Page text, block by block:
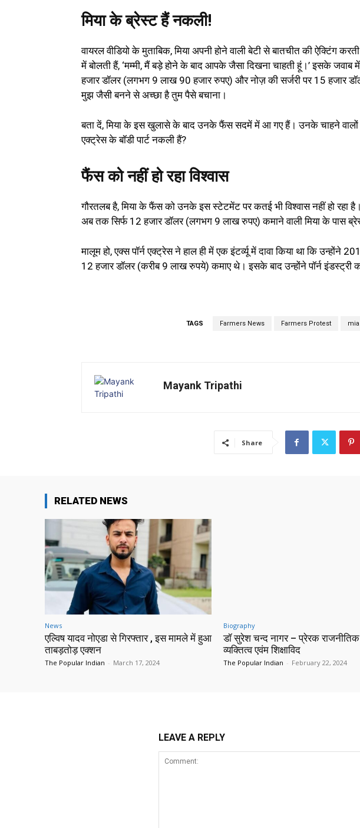
मिया के ब्रेस्ट हैं नकली!
वायरल वीडियो के मुताबिक, मिया अपनी होने वाली बेटी से बातचीत की ऐक्टिंग
में बोलती हैं, ‘मम्मी, मैं बड़े होने के बाद आपके जैसा दिखना चाहती हूं।’ इसके जवाब
हजार डॉलर (लगभग 9 लाख 90 हजार रुपए) और नोज़ की सर्जरी पर 15 हजार
मुझ जैसी बनने से अच्छा है तुम पैसे बचाना।
बता दें, मिया के इस खुलासे के बाद उनके फैंस सदमें में आ गए हैं। उनके चाहने वालों
एक्ट्रेस के बॉडी पार्ट नकली हैं?
फैंस को नहीं हो रहा विश्वास
गौरतलब है, मिया के फैंस को उनके इस स्टेटमेंट पर कतई भी विश्वास नहीं हो रहा
अब तक सिर्फ 12 हजार डॉलर (लगभग 9 लाख रुपए) कमाने वाली मिया के पास
मालूम हो, एक्स पॉर्न एक्ट्रेस ने हाल ही में एक इंटर्व्यू में दावा किया था कि
12 हजार डॉलर (करीब 9 लाख रुपये) कमाए थे। इसके बाद उन्होंने पॉर्न इंडस्ट्री
TAGS Farmers News Farmers Protest
Mayank Tripathi
Share
RELATED NEWS
News
एल्विष यादव नोएडा से गिरफ्तार , इस मामले में हुआ
ताबड़तोड़ एक्शन
The Popular Indian - March 17, 2024
Biography
डॉ सुरेश चन्द नागर – प्रेरक राजनीतिक
व्यक्तित्व एवंम शिक्षाविद
The Popular Indian - February 22, 2024
LEAVE A REPLY